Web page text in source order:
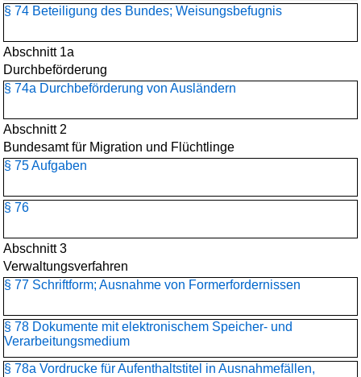
§ 74 Beteiligung des Bundes; Weisungsbefugnis
Abschnitt 1a
Durchbeförderung
§ 74a Durchbeförderung von Ausländern
Abschnitt 2
Bundesamt für Migration und Flüchtlinge
§ 75 Aufgaben
§ 76
Abschnitt 3
Verwaltungsverfahren
§ 77 Schriftform; Ausnahme von Formerfordernissen
§ 78 Dokumente mit elektronischem Speicher- und
Verarbeitungsmedium
§ 78a Vordrucke für Aufenthaltstitel in Ausnahmefällen,